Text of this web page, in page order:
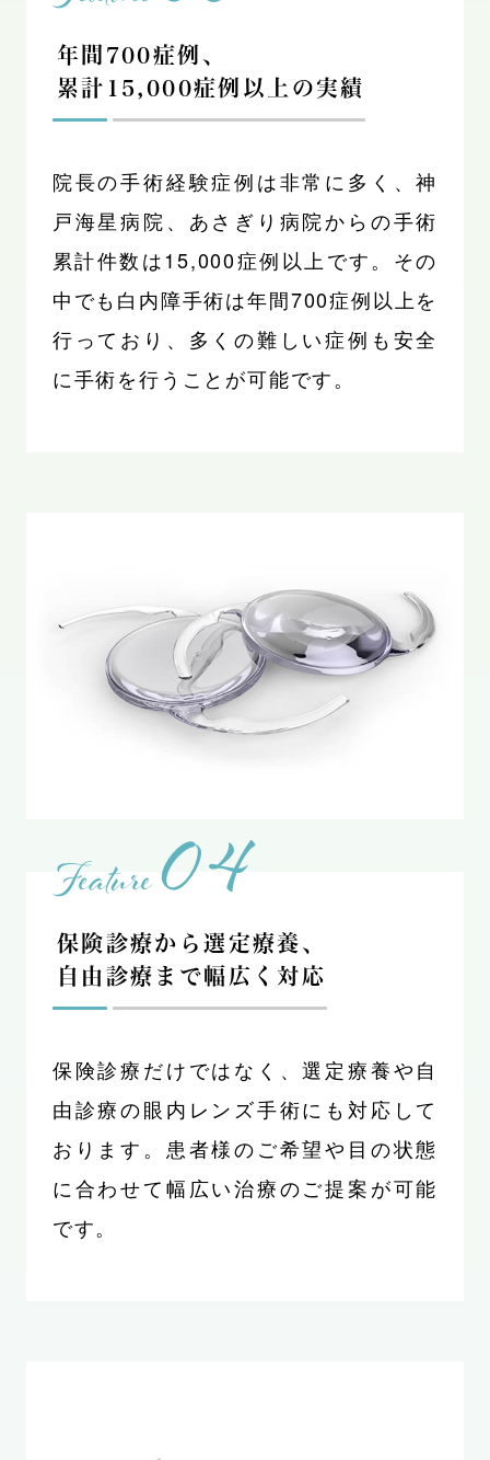
年間700症例、
累計15,000症例以上の実績
院長の手術経験症例は非常に多く、神
戸海星病院、あさぎり病院からの手術
累計件数は15,000症例以上です。その
中でも白内障手術は年間700症例以上を
行っており、多くの難しい症例も安全
に手術を行うことが可能です。
Feature04
保険診療から選定療養、
自由診療まで幅広く対応
保険診療だけではなく、選定療養や自
由診療の眼内レンズ手術にも対応して
おります。患者様のご希望や目の状態
に合わせて幅広い治療のご提案が可能
です。